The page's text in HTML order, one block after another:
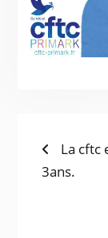
La cftc
3ans.